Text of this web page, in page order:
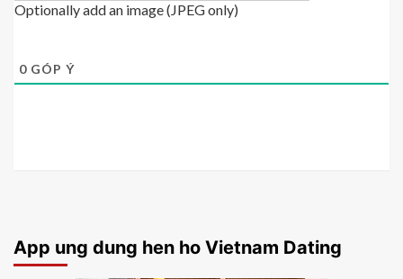
Optionally add an image (JPEG only)
0 GÓP Ý
App ung dung hen ho Vietnam Dating